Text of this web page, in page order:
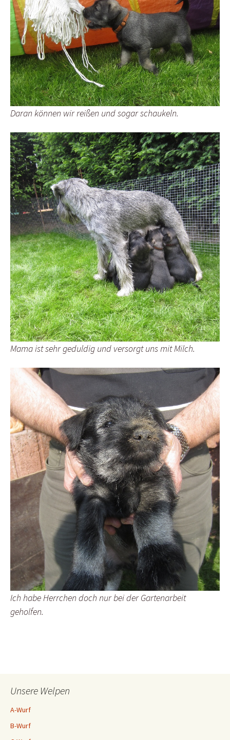
Daran können wir reißen und sogar schaukeln.
Mama ist sehr geduldig und versorgt uns mit Milch.
Ich habe Herrchen doch nur bei der Gartenarbeit
geholfen.
Unsere Welpen
A-Wurf
B-Wurf